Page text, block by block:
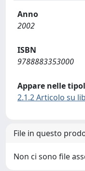
Anno
2002
ISBN
9788883353000
Appare nelle
2.1.2 Articolo su
File in questo
Non ci sono file